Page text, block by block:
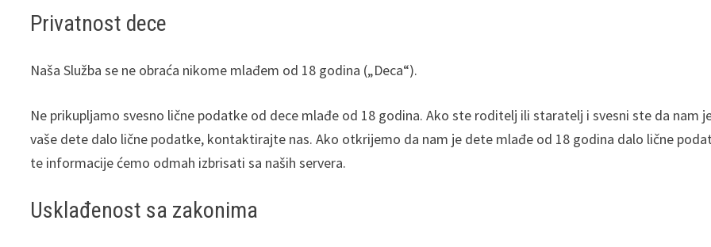
Privatnost dece
Naša Služba se ne obraća nikome mlađem od 18 godina („Deca“).
Ne prikupljamo svesno lične podatke od dece mlađe od 18 godina. Ako ste roditelj ili staratelj i svesni ste da nam
vaše dete dalo lične podatke, kontaktirajte nas. Ako otkrijemo da nam je dete mlađe od 18 godina dalo lične
te informacije ćemo odmah izbrisati sa naših servera.
Usklađenost sa zakonima